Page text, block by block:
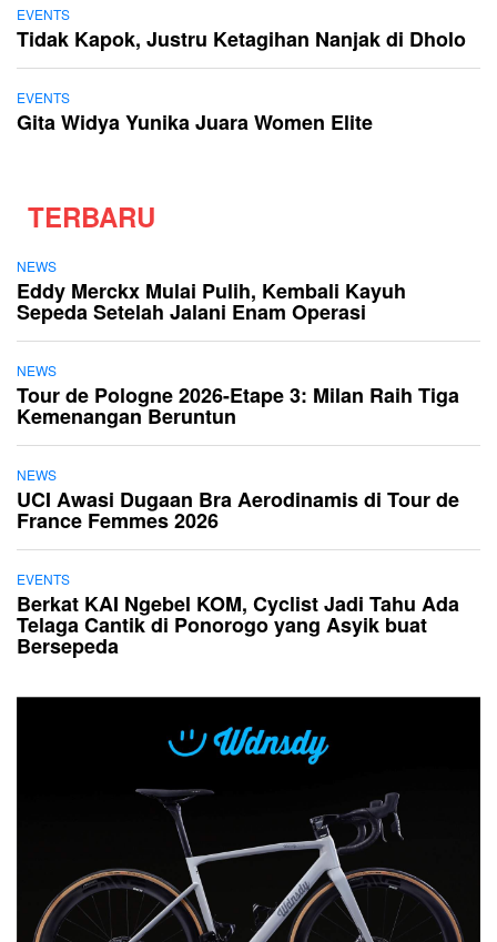
EVENTS
Tidak Kapok, Justru Ketagihan Nanjak di Dholo
EVENTS
Gita Widya Yunika Juara Women Elite
TERBARU
NEWS
Eddy Merckx Mulai Pulih, Kembali Kayuh
Sepeda Setelah Jalani Enam Operasi
NEWS
Tour de Pologne 2026-Etape 3: Milan Raih Tiga
Kemenangan Beruntun
NEWS
UCI Awasi Dugaan Bra Aerodinamis di Tour de
France Femmes 2026
EVENTS
Berkat KAI Ngebel KOM, Cyclist Jadi Tahu Ada
Telaga Cantik di Ponorogo yang Asyik buat
Bersepeda